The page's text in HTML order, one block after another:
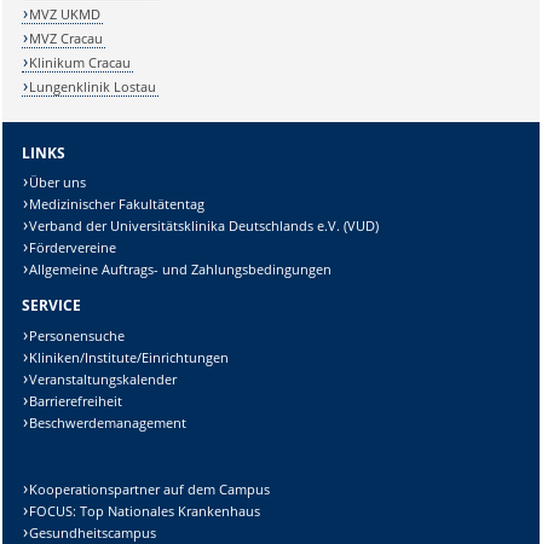
MVZ UKMD
MVZ Cracau
Klinikum Cracau
Lungenklinik Lostau
LINKS
Über uns
Medizinischer Fakultätentag
Verband der Universitätsklinika Deutschlands e.V. (VUD)
Fördervereine
Allgemeine Auftrags- und Zahlungsbedingungen
SERVICE
Personensuche
Kliniken/Institute/Einrichtungen
Veranstaltungskalender
Barrierefreiheit
Beschwerdemanagement
Kooperationspartner auf dem Campus
FOCUS: Top Nationales Krankenhaus
Gesundheitscampus